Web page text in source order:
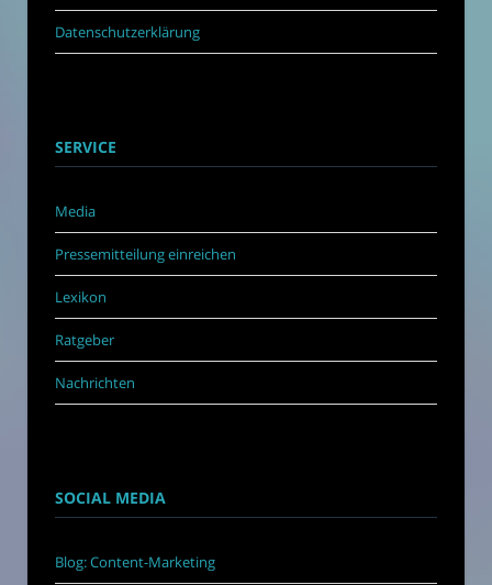
Datenschutzerklärung
SERVICE
Media
Pressemitteilung einreichen
Lexikon
Ratgeber
Nachrichten
SOCIAL MEDIA
Blog: Content-Marketing